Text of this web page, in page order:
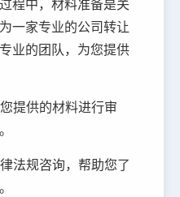
程中，材料准备是关
一家专业的公司转让
业的团队，为您提供
提供的材料进行审
法规咨询，帮助您了